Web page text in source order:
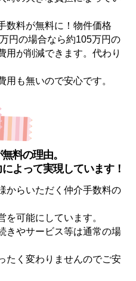
数料が無料に！物件価格
円の場合なら約105万円の
用が削減できます。代わり
用も無いので安心です。
料の理由。
よって実現しています！
からいただく仲介手数料の
を可能にしています。
きやサービス等は通常の場
たく変わりませんのでご安